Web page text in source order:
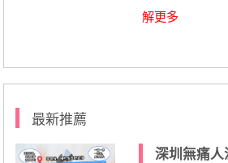
解更多
最新推薦
深圳無痛人